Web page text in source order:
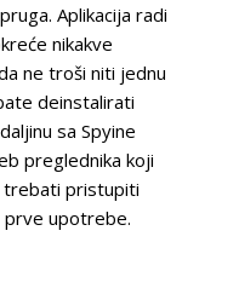
Aplikacija radi
nikakve
ne troši niti jednu
deinstalirati
sa Spyine
preglednika koji
trebati pristupiti
prve upotrebe.